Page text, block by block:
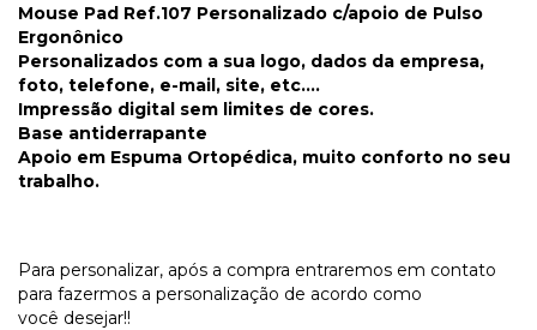
Mouse Pad Ref.107 Personalizado c/apoio de Pulso
Ergonônico
Personalizados com a sua logo, dados da empresa,
foto, telefone, e-mail, site, etc....
Impressão digital sem limites de cores.
Base antiderrapante
Apoio em Espuma Ortopédica, muito conforto no seu
trabalho.
Para personalizar, após a compra entraremos em contato
para fazermos a personalização de acordo como
você desejar!!